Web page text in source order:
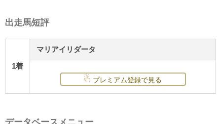
出走馬短評
1着
マリアイリダータ
プレミアム登録で見る
データベースメニュー